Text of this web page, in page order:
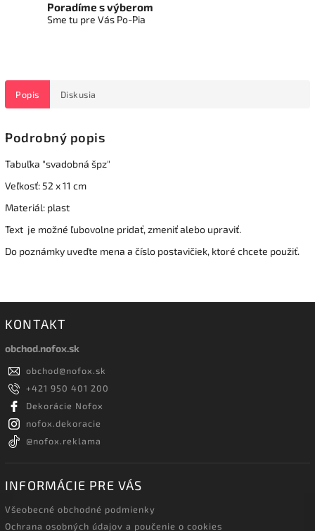
Poradíme s výberom
Sme tu pre Vás Po-Pia
Popis Diskusia
Podrobný popis
Tabuľka "svadobná špz"
Veľkosť: 52 x 11 cm
Materiál: plast
Text je možné ľubovolne pridať, zmeniť alebo upraviť.
Do poznámky uveďte mena a číslo postavičiek, ktoré chcete použiť.
KONTAKT
obchod.nofox.sk
obchod@nofox.sk
+421 950 401 200
Dekorácie Nofox
nofox.dekoracie
@nofox.reklama
INFORMÁCIE PRE VÁS
Všeobecné obchodné podmienky
Ochrana osobných údajov a poučenie o cookies